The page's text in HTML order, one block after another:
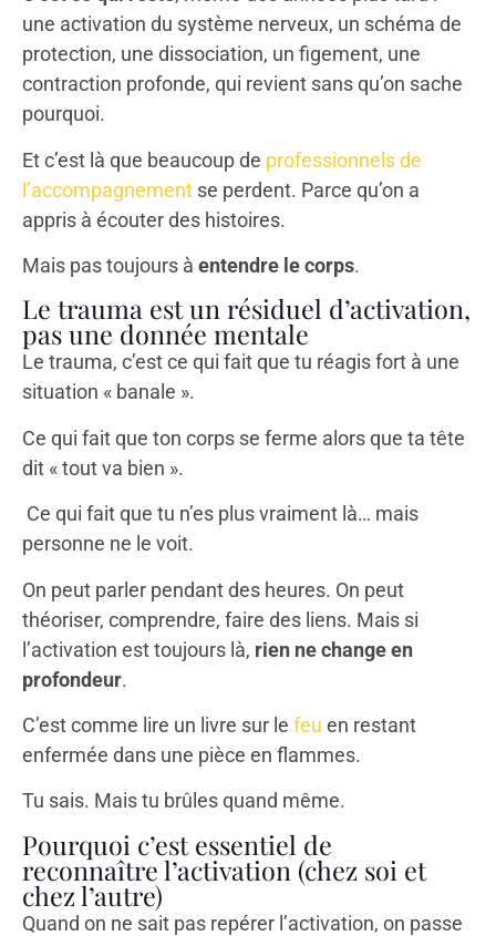
une activation du système nerveux, un schéma de
protection, une dissociation, un figement, une
contraction profonde, qui revient sans qu’on sache
pourquoi.
Et c’est là que beaucoup de professionnels de
l’accompagnement se perdent. Parce qu’on a
appris à écouter des histoires.
Mais pas toujours à entendre le corps.
Le trauma est un résiduel d’activation,
pas une donnée mentale
Le trauma, c’est ce qui fait que tu réagis fort à une
situation « banale ».
Ce qui fait que ton corps se ferme alors que ta tête
dit « tout va bien ».
Ce qui fait que tu n’es plus vraiment là… mais
personne ne le voit.
On peut parler pendant des heures. On peut
théoriser, comprendre, faire des liens. Mais si
l’activation est toujours là, rien ne change en
profondeur.
C’est comme lire un livre sur le feu en restant
enfermée dans une pièce en flammes.
Tu sais. Mais tu brûles quand même.
Pourquoi c’est essentiel de
reconnaître l’activation (chez soi et
chez l’autre)
Quand on ne sait pas repérer l’activation, on passe